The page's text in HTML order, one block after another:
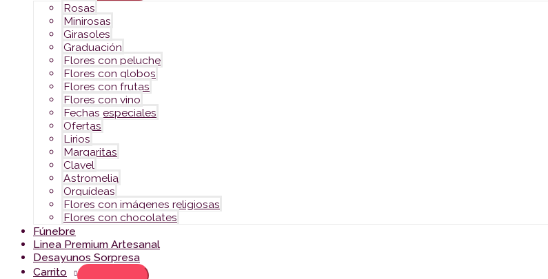
Rosas
Minirosas
Girasoles
Graduación
Flores con peluche
Flores con globos
Flores con frutas
Flores con vino
Fechas especiales
Ofertas
Lirios
Margaritas
Clavel
Astromelia
Orquídeas
Flores con imágenes religiosas
Flores con chocolates
Fúnebre
Linea Premium Artesanal
Desayunos Sorpresa
Carrito